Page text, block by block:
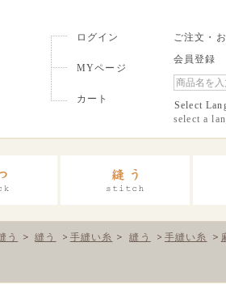
ログイン
MYページ
カート
ご注文・
会員登録
Select
select a
う 縫う 手縫い糸 縫う 手縫い糸